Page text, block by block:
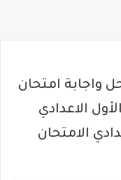
واجابة امتحان
الاعدادي
2024 أولى اعدادي الامتحان